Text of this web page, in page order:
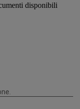
disponibili